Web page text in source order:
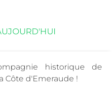
historique de
Côte d'Emeraude !